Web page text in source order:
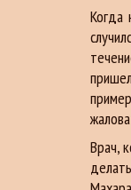
Когда
Врач,